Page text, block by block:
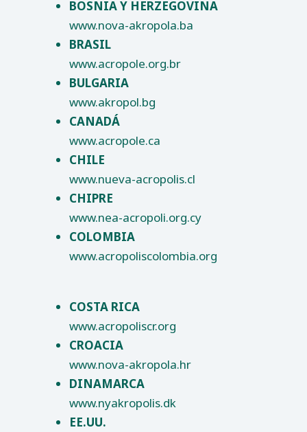
BOSNIA Y HERZEGOVINA
www.nova-akropola.ba
BRASIL
www.acropole.org.br
BULGARIA
www.akropol.bg
CANADÁ
www.acropole.ca
CHILE
www.nueva-acropolis.cl
CHIPRE
www.nea-acropoli.org.cy
COLOMBIA
www.acropoliscolombia.org
COSTA RICA
www.acropoliscr.org
CROACIA
www.nova-akropola.hr
DINAMARCA
www.nyakropolis.dk
EE.UU.